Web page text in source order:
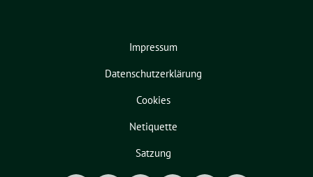
Impressum
Datenschutzerklärung
Cookies
Netiquette
Satzung